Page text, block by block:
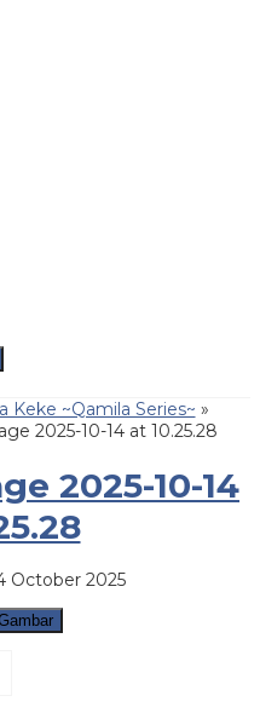
Keke ~Qamila Series~ »
2025-10-14 at 10.25.28
2025-10-14
October 2025